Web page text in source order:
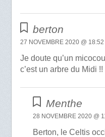
berton
27 NOVEMBRE 2020 @ 18:52
Je doute qu’un
c’est un arbre du Midi !!
Menthe
28 NOVEMBRE 2020 @
Berton, le Celtis